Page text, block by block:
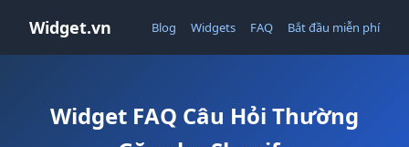
Widget.vn Blog Widgets FAQ Bắt đầu miễn phí
Widget FAQ Câu Hỏi Thường